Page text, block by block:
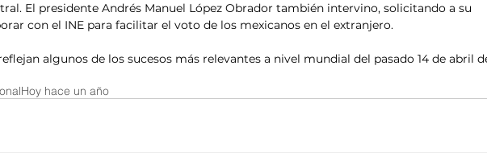
El presidente Andrés Manuel López Obrador también intervino, solicitando a su
con el INE para facilitar el voto de los mexicanos en el extranjero.
algunos de los sucesos más relevantes a nivel mundial del pasado 14 de abril
Hoy hace un año